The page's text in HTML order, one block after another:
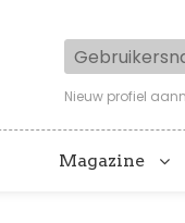
Nieuw profiel
Magazine